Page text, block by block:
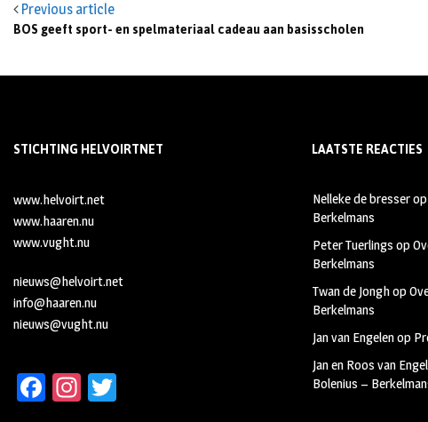
Previous article
BOS geeft sport- en spelmateriaal cadeau aan basisscholen
STICHTING HELVOIRTNET
www.helvoirt.net
www.haaren.nu
www.vught.nu
nieuws@helvoirt.net
info@haaren.nu
nieuws@vught.nu
Fa In
LAATSTE REACTIES
Nelleke de bresserop
Berkelmans
Peter Tuerlings op
Berkelmans
Twan de Jonghop
Berkelmans
Jan van Engelenop
Jan en Roos van
Bolenius –